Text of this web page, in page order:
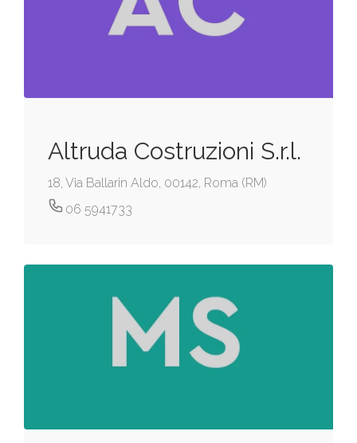
Altruda Costruzioni S.r.l.
18, Via Ballarin Aldo, 00142, Roma (RM)
06 5941733